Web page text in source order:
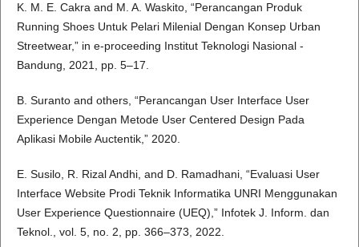
K. M. E. Cakra and M. A. Waskito, “Perancangan Produk
Running Shoes Untuk Pelari Milenial Dengan Konsep Urban
Streetwear,” in e-proceeding Institut Teknologi Nasional -
Bandung, 2021, pp. 5–17.
B. Suranto and others, “Perancangan User Interface User
Experience Dengan Metode User Centered Design Pada
Aplikasi Mobile Auctentik,” 2020.
E. Susilo, R. Rizal Andhi, and D. Ramadhani, “Evaluasi User
Interface Website Prodi Teknik Informatika UNRI Menggunakan
User Experience Questionnaire (UEQ),” Infotek J. Inform. dan
Teknol., vol. 5, no. 2, pp. 366–373, 2022.